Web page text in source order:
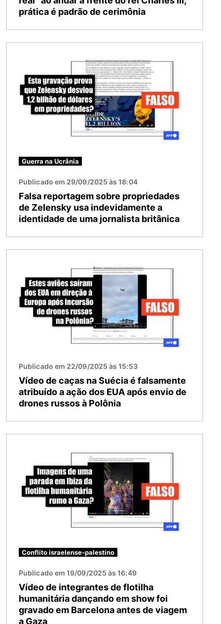
prática é padrão de cerimônia
Guerra na Ucrânia
Publicado em 29/09/2025 às 18:04
Falsa reportagem sobre propriedades
de Zelensky usa indevidamente a
identidade de uma jornalista britânica
Publicado em 22/09/2025 às 15:53
Vídeo de caças na Suécia é falsamente
atribuído a ação dos EUA após envio de
drones russos à Polônia
Conflito israelense-palestino
Publicado em 19/09/2025 às 16:49
Vídeo de integrantes de flotilha
humanitária dançando em show foi
gravado em Barcelona antes de viagem
a Gaza